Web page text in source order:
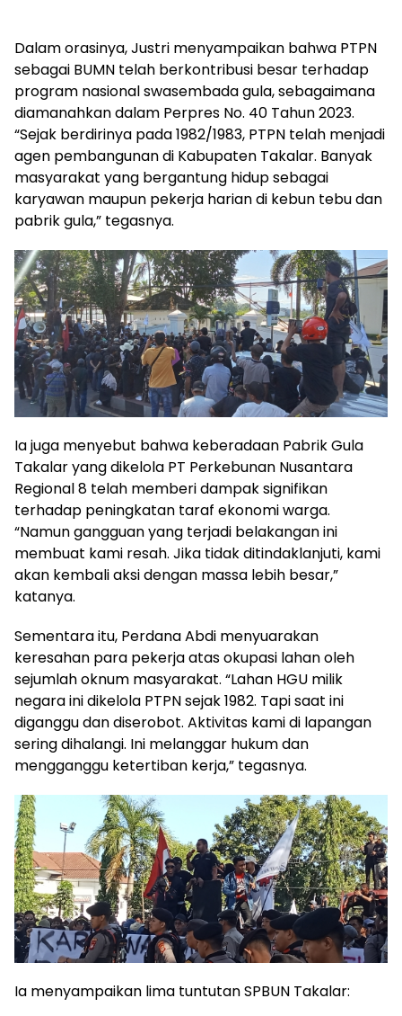
Dalam orasinya, Justri menyampaikan bahwa PTPN
sebagai BUMN telah berkontribusi besar terhadap
program nasional swasembada gula, sebagaimana
diamanahkan dalam Perpres No. 40 Tahun 2023.
“Sejak berdirinya pada 1982/1983, PTPN telah menjadi
agen pembangunan di Kabupaten Takalar. Banyak
masyarakat yang bergantung hidup sebagai
karyawan maupun pekerja harian di kebun tebu dan
pabrik gula,” tegasnya.
Ia juga menyebut bahwa keberadaan Pabrik Gula
Takalar yang dikelola PT Perkebunan Nusantara
Regional 8 telah memberi dampak signifikan
terhadap peningkatan taraf ekonomi warga.
“Namun gangguan yang terjadi belakangan ini
membuat kami resah. Jika tidak ditindaklanjuti, kami
akan kembali aksi dengan massa lebih besar,”
katanya.
Sementara itu, Perdana Abdi menyuarakan
keresahan para pekerja atas okupasi lahan oleh
sejumlah oknum masyarakat. “Lahan HGU milik
negara ini dikelola PTPN sejak 1982. Tapi saat ini
diganggu dan diserobot. Aktivitas kami di lapangan
sering dihalangi. Ini melanggar hukum dan
mengganggu ketertiban kerja,” tegasnya.
Ia menyampaikan lima tuntutan SPBUN Takalar: